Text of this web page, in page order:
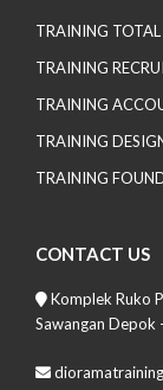
TRAINING
TRAINING
TRAINING
TRAINING
TRAINING
CONTACT US
Komplek Ruko
Sawangan Depok